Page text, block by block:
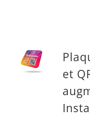
Les
et